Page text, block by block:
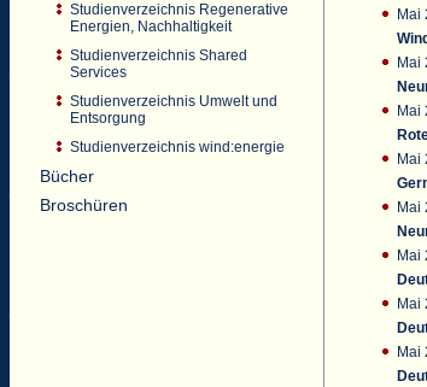
Studienverzeichnis Regenerative
Energien, Nachhaltigkeit
Studienverzeichnis Shared
Services
Studienverzeichnis Umwelt und
Entsorgung
Studienverzeichnis wind:energie
Bücher
Broschüren
Mai
Mai
Mai
Mai
Mai
Mai
Mai
Mai